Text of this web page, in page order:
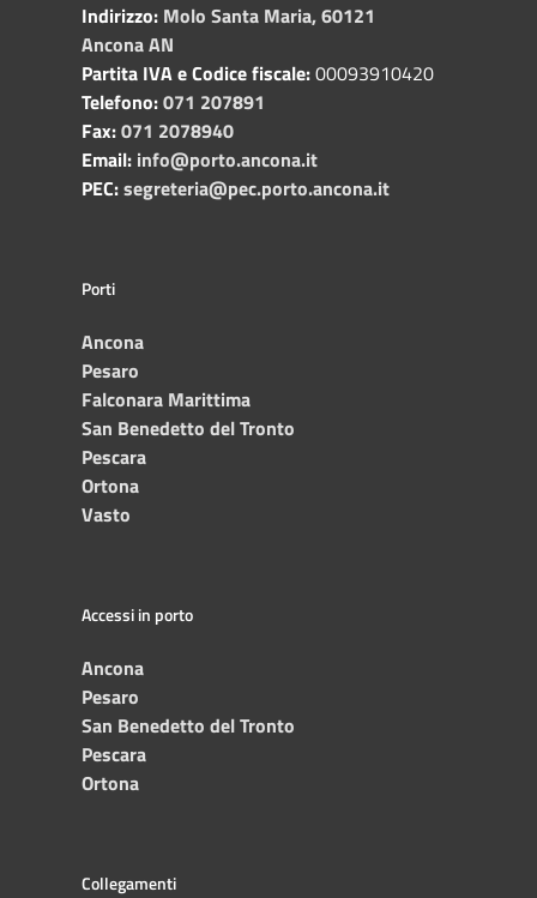
Indirizzo: Molo Santa Maria, 60121
Ancona AN
Partita IVA e Codice fiscale:00093910420
Telefono:071 207891
Fax:071 2078940
Email: info@porto.ancona.it
PEC:segreteria@pec.porto.ancona.it
Porti
Ancona
Pesaro
Falconara Marittima
San Benedetto del Tronto
Pescara
Ortona
Vasto
Accessi in porto
Ancona
Pesaro
San Benedetto del Tronto
Pescara
Ortona
Collegamenti